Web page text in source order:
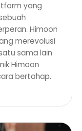
yang
Himoon
merevolusi
sama lain
Himoon
bertahap.